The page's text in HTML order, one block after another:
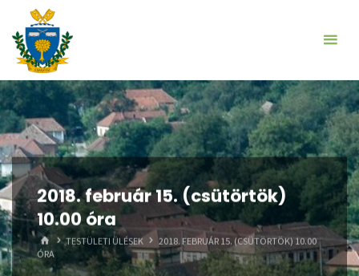
content
2018. február 15. (csütörtök)
10.00 óra
HOMETESTÜLETI ÜLÉSEK
2018. FEBRUÁR 15. (CSÜTÖRTÖK) 10.00
ÓRA